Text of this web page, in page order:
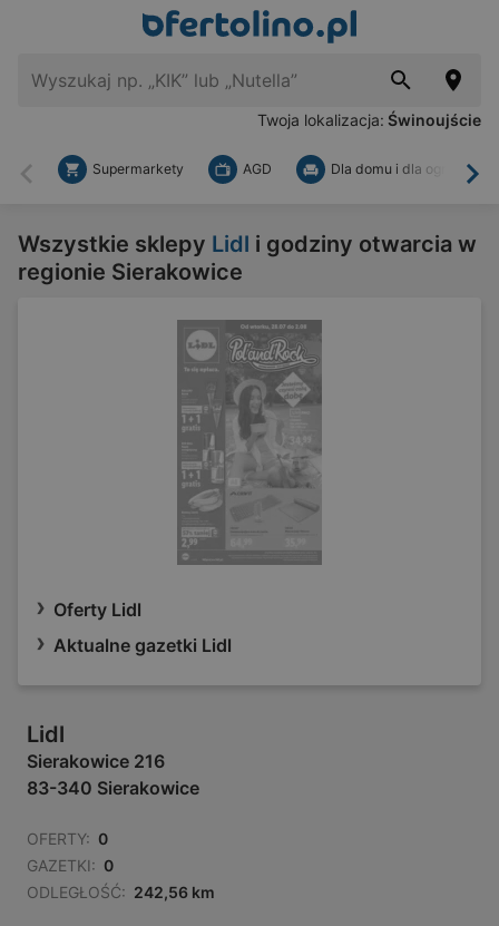
Twoja lokalizacja: Świnoujście
Wstecz
Supermarkety AGD Dla domu i dla ogrodu
Wszystkie sklepy Lidl i godziny otwarcia w
regionie Sierakowice
Oferty Lidl
Aktualne gazetki Lidl
Lidl
Sierakowice 216
83-340 Sierakowice
OFERTY: 0
GAZETKI: 0
ODLEGŁOŚĆ: 242,56 km